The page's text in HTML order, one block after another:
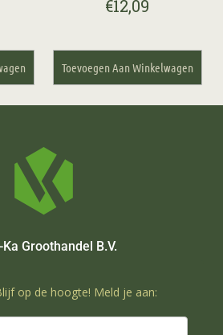
€12,09
Toevoegen Aan Winkelwagen
Groothandel B.V.
op de hoogte! Meld je aan: